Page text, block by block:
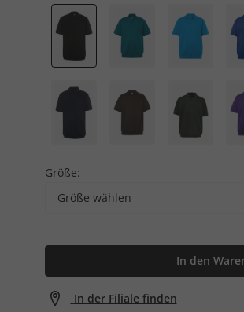
Größe:
Größe wählen
In den
In der Filiale finden